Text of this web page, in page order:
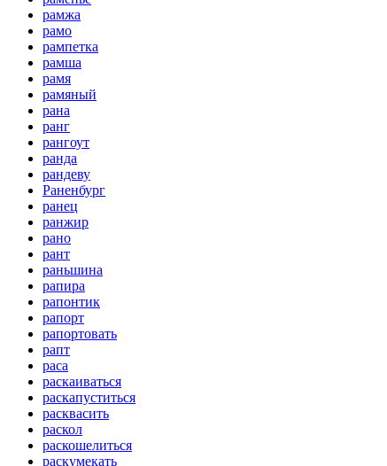
рамжа
рамо
рампетка
рамша
рамя
рамяный
рана
ранг
рангоут
ранда
рандеву
Раненбург
ранец
ранжир
рано
рант
раньшина
рапира
рапонтик
рапорт
рапортовать
рапт
раса
раскаиваться
раскапуститься
расквасить
раскол
раскошелиться
раскумекать